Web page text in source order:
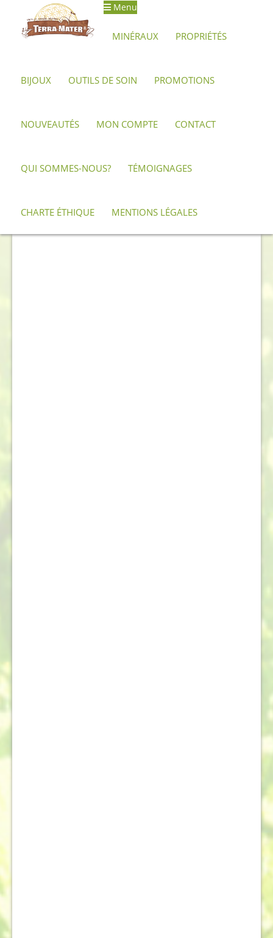
Aller
Aller
au
Menu
MINÉRAUX PROPRIÉTÉS
BIJOUX OUTILS DE SOIN PROMOTIONS
NOUVEAUTÉS MON COMPTE CONTACT
QUI SOMMES-NOUS? TÉMOIGNAGES
CHARTE ÉTHIQUE MENTIONS LÉGALES
Accueil Minéraux, pierres et cristaux
Obsidienne